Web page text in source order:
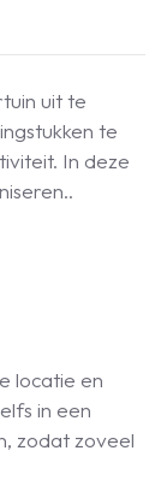
uit te
te
In deze
locatie en
in een
zodat zoveel